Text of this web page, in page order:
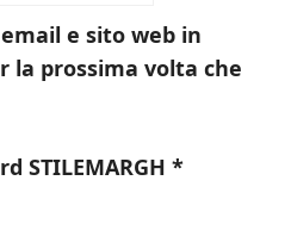
e sito web in
la prossima volta che
STILEMARGH *